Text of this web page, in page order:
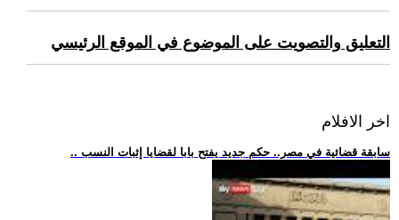
التعليق والتصويت على الموضوع في الموقع الرئيسي
اخر الافلام
.. سابقة قضائية في مصر.. حكم جديد يفتح بابا لقضايا إثبات النسب